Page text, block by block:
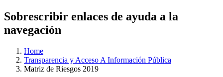
Sobrescribir enlaces de ayuda a la
navegación
Home
Transparencia y Acceso A Información Pública
Matriz de Riesgos 2019